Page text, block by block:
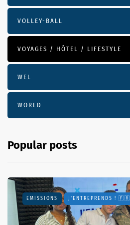
VOLLEY-BALL
VOYAGES / HÔTEL / LIFESTYLE
WEL
WORLD
Popular posts
EMISSIONS J'ENTREPRENDS ! 🇫🇷